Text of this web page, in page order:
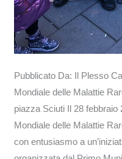
Pubblicato Da: Il Plesso
Mondiale delle Malattie
piazza Sciuti Il 28
Mondiale delle Malattie
con entusiasmo a